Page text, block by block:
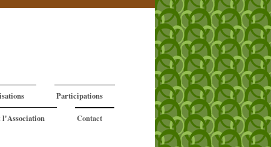
Participations
l'Association Contact